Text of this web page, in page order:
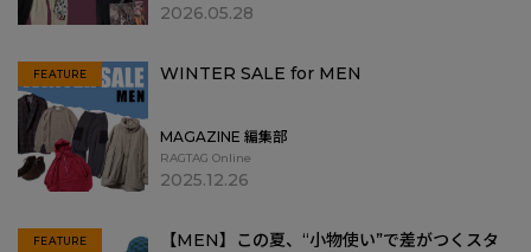
2026.05.28
FEATURE WINTER SALE for MEN
MAGAZINE 編集部
RAGTAG Online
2025.12.26
FEATURE
【MEN】この夏、“小物使い”で差がつくスタ